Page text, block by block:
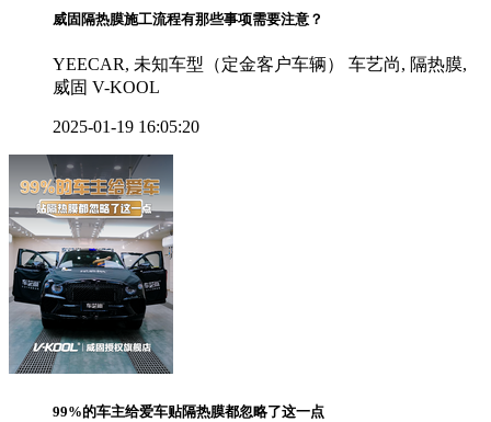
威固隔热膜施工流程有那些事项需要注意？
YEECAR, 未知车型（定金客户车辆） 车艺尚, 隔热膜,
威固 V-KOOL
2025-01-19 16:05:20
99%的车主给爱车贴隔热膜都忽略了这一点